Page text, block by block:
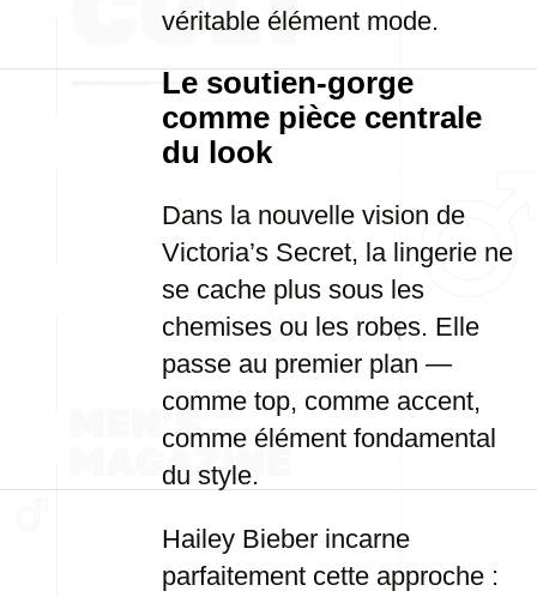
véritable élément mode.
Le soutien-gorge
comme pièce centrale
du look
Dans la nouvelle vision de
Victoria’s Secret, la lingerie ne
se cache plus sous les
chemises ou les robes. Elle
passe au premier plan —
comme top, comme accent,
comme élément fondamental
du style.
Hailey Bieber incarne
parfaitement cette approche :